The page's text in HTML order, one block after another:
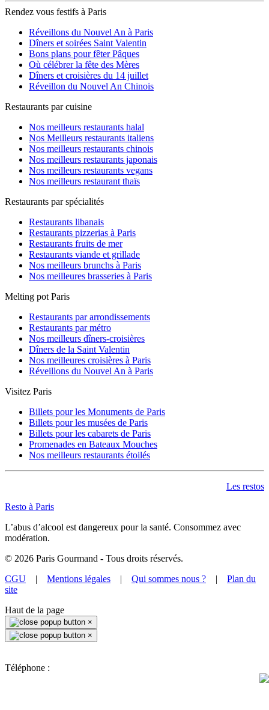
Rendez vous festifs à Paris
Réveillons du Nouvel An à Paris
Dîners et soirées Saint Valentin
Bons plans pour fêter Pâques
Où célébrer la fête des Mères
Dîners et croisières du 14 juillet
Réveillon du Nouvel An Chinois
Restaurants par cuisine
Nos meilleurs restaurants halal
Nos Meilleurs restaurants italiens
Nos meilleurs restaurants chinois
Nos meilleurs restaurants japonais
Nos meilleurs restaurants vegans
Nos meilleurs restaurant thaïs
Restaurants par spécialités
Restaurants libanais
Restaurants pizzerias à Paris
Restaurants fruits de mer
Restaurants viande et grillade
Nos meilleurs brunchs à Paris
Nos meilleures brasseries à Paris
Melting pot Paris
Restaurants par arrondissements
Restaurants par métro
Nos meilleurs dîners-croisières
Dîners de la Saint Valentin
Nos meilleures croisières à Paris
Réveillons du Nouvel An à Paris
Visitez Paris
Billets pour les Monuments de Paris
Billets pour les musées de Paris
Billets pour les cabarets de Paris
Promenades en Bateaux Mouches
Nos meilleurs restaurants étoilés
Les restos
Resto à Paris
L’abus d’alcool est dangereux pour la santé. Consommez avec
modération.
© 2026 Paris Gourmand - Tous droits réservés.
CGU | Mentions légales | Qui sommes nous ? | Plan du
site
Haut de la page
×
×
Téléphone :